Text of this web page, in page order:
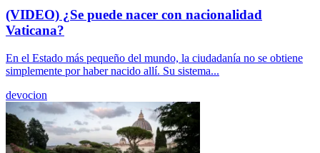
(VIDEO) ¿Se puede nacer con nacionalidad
Vaticana?
En el Estado más pequeño del mundo, la ciudadanía no se obtiene
simplemente por haber nacido allí. Su sistema...
devocion